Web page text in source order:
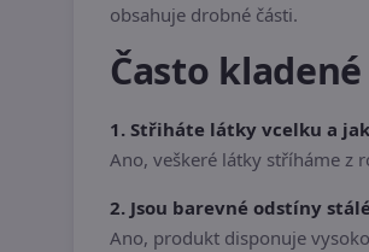
obsahuje drobné části.
Často
1. Střiháte látky vcelku a
Ano, veškeré látky stříháme z
2. Jsou barevné odstíny
Ano, produkt disponuje